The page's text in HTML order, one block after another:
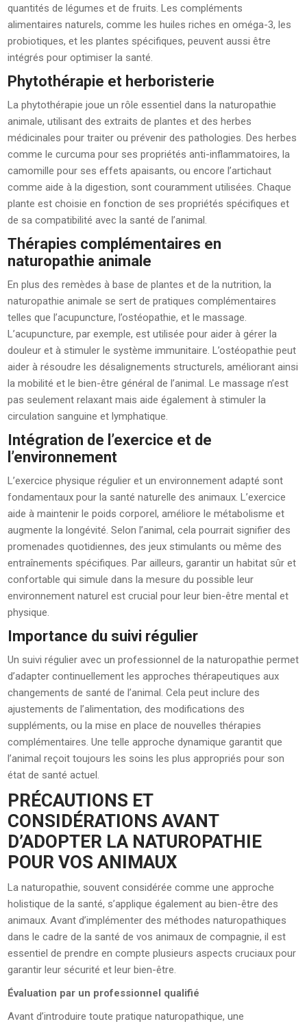
quantités de légumes et de fruits. Les compléments
alimentaires naturels, comme les huiles riches en oméga-3, les
probiotiques, et les plantes spécifiques, peuvent aussi être
intégrés pour optimiser la santé.
Phytothérapie et herboristerie
La phytothérapie joue un rôle essentiel dans la naturopathie
animale, utilisant des extraits de plantes et des herbes
médicinales pour traiter ou prévenir des pathologies. Des herbes
comme le curcuma pour ses propriétés anti-inflammatoires, la
camomille pour ses effets apaisants, ou encore l’artichaut
comme aide à la digestion, sont couramment utilisées. Chaque
plante est choisie en fonction de ses propriétés spécifiques et
de sa compatibilité avec la santé de l’animal.
Thérapies complémentaires en
naturopathie animale
En plus des remèdes à base de plantes et de la nutrition, la
naturopathie animale se sert de pratiques complémentaires
telles que l’acupuncture, l’ostéopathie, et le massage.
L’acupuncture, par exemple, est utilisée pour aider à gérer la
douleur et à stimuler le système immunitaire. L’ostéopathie peut
aider à résoudre les désalignements structurels, améliorant ainsi
la mobilité et le bien-être général de l’animal. Le massage n’est
pas seulement relaxant mais aide également à stimuler la
circulation sanguine et lymphatique.
Intégration de l’exercice et de
l’environnement
L’exercice physique régulier et un environnement adapté sont
fondamentaux pour la santé naturelle des animaux. L’exercice
aide à maintenir le poids corporel, améliore le métabolisme et
augmente la longévité. Selon l’animal, cela pourrait signifier des
promenades quotidiennes, des jeux stimulants ou même des
entraînements spécifiques. Par ailleurs, garantir un habitat sûr et
confortable qui simule dans la mesure du possible leur
environnement naturel est crucial pour leur bien-être mental et
physique.
Importance du suivi régulier
Un suivi régulier avec un professionnel de la naturopathie permet
d’adapter continuellement les approches thérapeutiques aux
changements de santé de l’animal. Cela peut inclure des
ajustements de l’alimentation, des modifications des
suppléments, ou la mise en place de nouvelles thérapies
complémentaires. Une telle approche dynamique garantit que
l’animal reçoit toujours les soins les plus appropriés pour son
état de santé actuel.
PRÉCAUTIONS ET
CONSIDÉRATIONS AVANT
D’ADOPTER LA NATUROPATHIE
POUR VOS ANIMAUX
La naturopathie, souvent considérée comme une approche
holistique de la santé, s’applique également au bien-être des
animaux. Avant d’implémenter des méthodes naturopathiques
dans le cadre de la santé de vos animaux de compagnie, il est
essentiel de prendre en compte plusieurs aspects cruciaux pour
garantir leur sécurité et leur bien-être.
Évaluation par un professionnel qualifié
Avant d’introduire toute pratique naturopathique, une